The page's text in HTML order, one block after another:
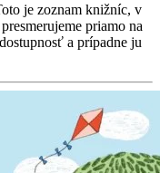
je zoznam knižníc, v
priamo na
a prípadne ju